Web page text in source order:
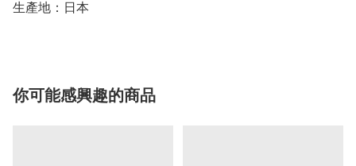
生產地：日本
你可能感興趣的商品